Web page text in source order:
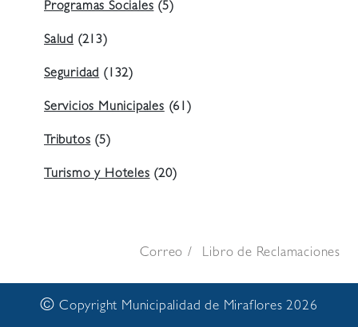
Programas Sociales(5)
Salud (213)
Seguridad(132)
Servicios Municipales(61)
Tributos(5)
Turismo y Hoteles(20)
Correo Libro de Reclamaciones
© Copyright Municipalidad de Miraflores 2026